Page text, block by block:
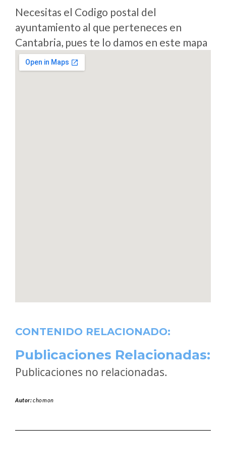
Necesitas el Codigo postal del
ayuntamiento al que perteneces en
Cantabria, pues te lo damos en este mapa
CONTENIDO RELACIONADO:
Publicaciones Relacionadas:
Publicaciones no relacionadas.
Autor:chomon